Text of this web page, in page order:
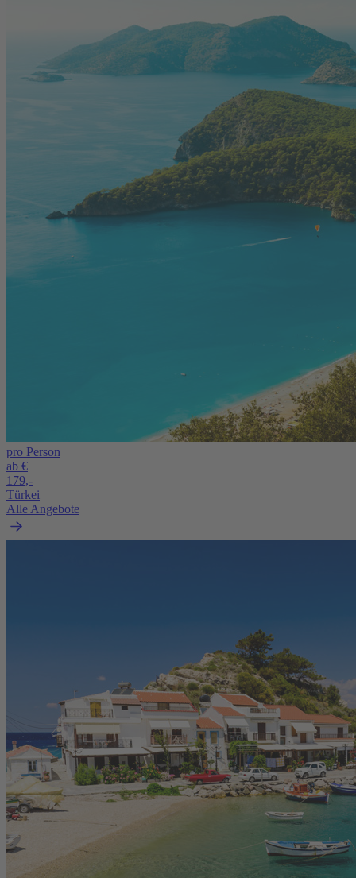
pro Person
ab €
179,-
Türkei
Alle Angebote